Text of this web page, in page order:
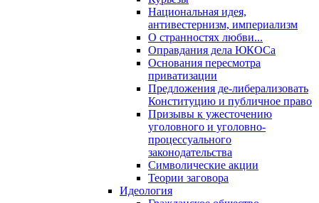
Национальная идея,
антивестернизм, империализм
О странностях любви...
Оправдания дела ЮКОСа
Основания пересмотра
приватизации
Предложения де-либерализовать
Конституцию и публичное право
Призывы к ужесточению
уголовного и уголовно-
процессуального
законодательства
Символические акции
Теории заговора
Идеология